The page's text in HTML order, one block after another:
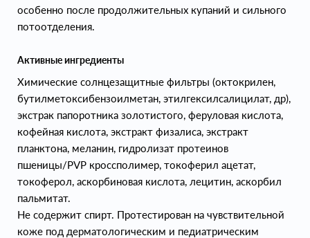
особенно после продолжительных купаний и сильного
потоотделения.
Активные ингредиенты
Химические солнцезащитные фильтры (октокрилен,
бутилметоксибензоилметан, этилгексилсалицилат, др),
экстрак папоротника золотистого, феруловая кислота,
кофейная кислота, экстракт физалиса, экстракт
планктона, меланин, гидролизат протеинов
пшеницы/PVP кроссполимер, токоферил ацетат,
токоферол, аскорбиновая кислота, лецитин, аскорбил
пальмитат.
Не содержит спирт. Протестирован на чувствительной
коже под дерматологическим и педиатрическим